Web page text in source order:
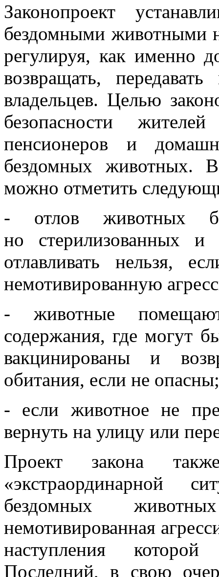
Законопроект
бездомными животными
регулируя, как именно
возвращать,
владельцев. Целью
безопасности
пенсионеров и
бездомных животных.
можно отметить
- отлов животных
но стерилизованных и
отлавливать нельзя,
немотивированную
- животные
содержания, где могут
вакцинированы и
обитания, если не опасны;
- если животное не
вернуть на улицу или
Проект закона
«экстраординарной
бездомных
немотивированная
наступления
Последний, в свою